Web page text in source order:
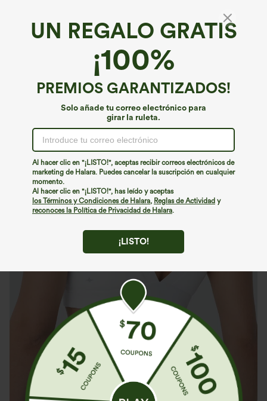
UN REGALO GRATIS
¡100%
PREMIOS GARANTIZADOS!
Solo añade tu correo electrónico para
girar la ruleta.
Al hacer clic en "¡LISTO!", aceptas recibir correos electrónicos de
marketing de Halara. Puedes cancelar la suscripción en cualquier
momento.
Al hacer clic en "¡LISTO!", has leído y aceptas
los Términos y Condiciones de Halara, Reglas de Actividad y
reconoces la Política de Privacidad de Halara.
¡LISTO!
SpeedWave™*
SpeedWave™ top de running de sujeción
media, diseño recortado y de secado rápido
6 )
€31,95 EUR